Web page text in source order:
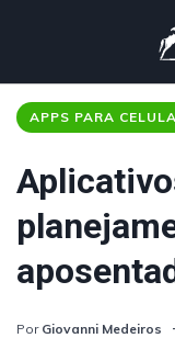
APPS PARA
Por Giovanni Medeiros